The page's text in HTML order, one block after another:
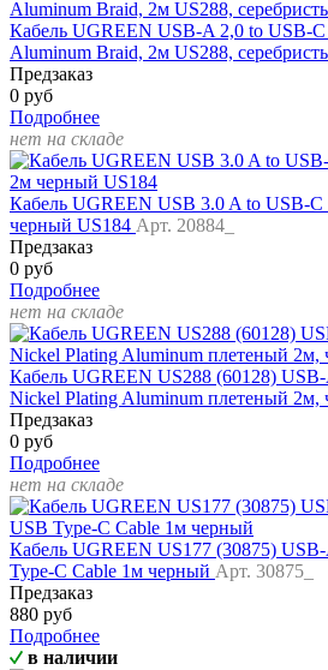
Кабель UGREEN USB-A 2,0 to USB-
Aluminum Braid, 2м US288,
Предзаказ
0 руб
Подробнее
нет на складе
Кабель UGREEN USB 3.0 A to USB-
черный US184 Арт. 20884_
Предзаказ
0 руб
Подробнее
нет на складе
Кабель UGREEN US288 (60128)
Nickel Plating Aluminum плетеный 2м,
Предзаказ
0 руб
Подробнее
нет на складе
Кабель UGREEN US177 (30875)
Type-C Cable 1м черный Арт. 30875_
Предзаказ
880 руб
Подробнее
в наличии